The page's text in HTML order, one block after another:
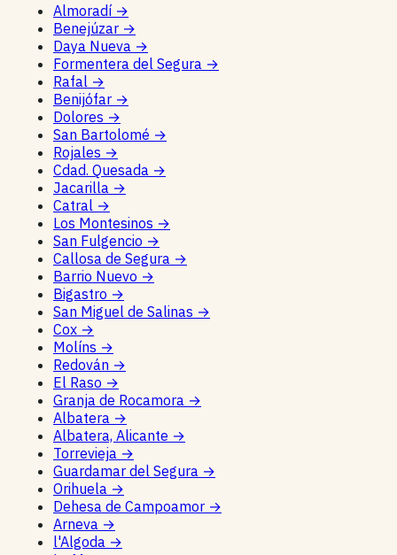
Almoradí →
Benejúzar →
Daya Nueva →
Formentera del Segura →
Rafal →
Benijófar →
Dolores →
San Bartolomé →
Rojales →
Cdad. Quesada →
Jacarilla →
Catral →
Los Montesinos →
San Fulgencio →
Callosa de Segura →
Barrio Nuevo →
Bigastro →
San Miguel de Salinas →
Cox →
Molíns →
Redován →
El Raso →
Granja de Rocamora →
Albatera →
Albatera, Alicante →
Torrevieja →
Guardamar del Segura →
Orihuela →
Dehesa de Campoamor →
Arneva →
l'Algoda →